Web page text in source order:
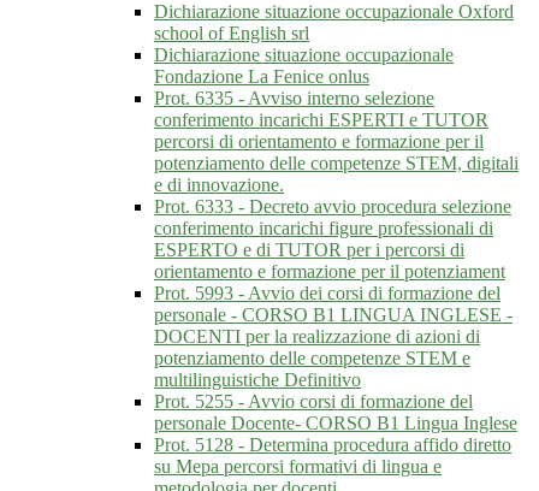
Dichiarazione situazione occupazionale Oxford
school of English srl
Dichiarazione situazione occupazionale
Fondazione La Fenice onlus
Prot. 6335 - Avviso interno selezione
conferimento incarichi ESPERTI e TUTOR
percorsi di orientamento e formazione per il
potenziamento delle competenze STEM, digitali
e di innovazione.
Prot. 6333 - Decreto avvio procedura selezione
conferimento incarichi figure professionali di
ESPERTO e di TUTOR per i percorsi di
orientamento e formazione per il potenziament
Prot. 5993 - Avvio dei corsi di formazione del
personale - CORSO B1 LINGUA INGLESE -
DOCENTI per la realizzazione di azioni di
potenziamento delle competenze STEM e
multilinguistiche Definitivo
Prot. 5255 - Avvio corsi di formazione del
personale Docente- CORSO B1 Lingua Inglese
Prot. 5128 - Determina procedura affido diretto
su Mepa percorsi formativi di lingua e